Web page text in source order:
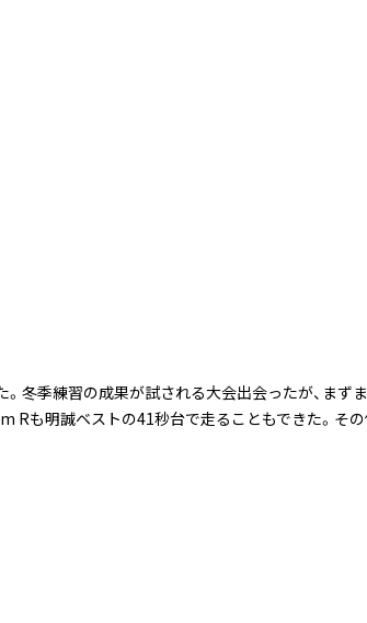
冬季練習の成果が試される大会出会ったが、ま
も明誠ベストの41秒台で走ることもできた。そ